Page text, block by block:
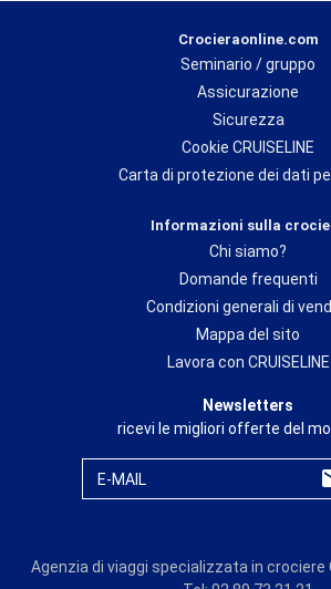
Crocieraonline.com
Seminario / gruppo
Assicurazione
Sicurezza
Cookie CRUISELINE
Carta di protezione dei dati
Informazioni sulla
Chi siamo?
Domande frequenti
Condizioni generali di
Mappa del sito
Lavora con CRUISELINE
Newsletters
ricevi le migliori offerte del
E-MAIL
Agenzia di viaggi specializzata in crociere